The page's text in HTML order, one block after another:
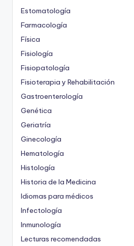
Estomatología
Farmacología
Física
Fisiología
Fisiopatología
Fisioterapia y Rehabilitación
Gastroenterología
Genética
Geriatría
Ginecología
Hematología
Histología
Historia de la Medicina
Idiomas para médicos
Infectología
Inmunología
Lecturas recomendadas